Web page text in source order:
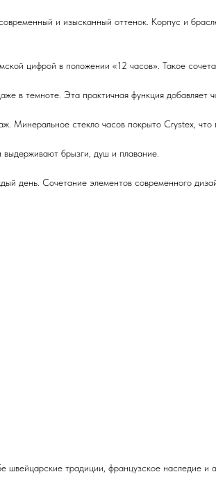
и изысканный оттенок. Корпус и
цифрой в положении «12 часов». Такое
в темноте. Эта практичная функция добавляет
стекло часов покрыто Crystex, что
брызги, душ и плавание.
день. Сочетание элементов современного
традиции, французское наследие и